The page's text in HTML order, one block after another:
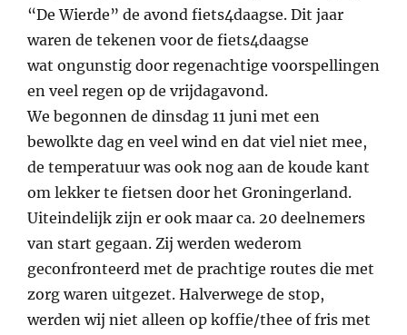
“De Wierde” de avond fiets4daagse. Dit jaar
waren de tekenen voor de fiets4daagse
wat ongunstig door regenachtige voorspellingen
en veel regen op de vrijdagavond.
We begonnen de dinsdag 11 juni met een
bewolkte dag en veel wind en dat viel niet mee,
de temperatuur was ook nog aan de koude kant
om lekker te fietsen door het Groningerland.
Uiteindelijk zijn er ook maar ca. 20 deelnemers
van start gegaan. Zij werden wederom
geconfronteerd met de prachtige routes die met
zorg waren uitgezet. Halverwege de stop,
werden wij niet alleen op koffie/thee of fris met